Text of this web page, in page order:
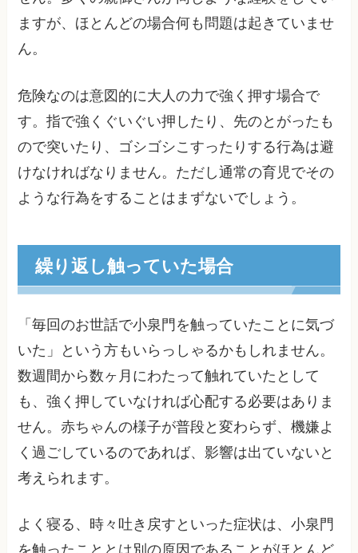
ますが、ほとんどの場合何も問題は起きていませ
ん。
危険なのは意図的に大人の力で強く押す場合で
す。指で強くぐいぐい押したり、先のとがったも
ので突いたり、ゴシゴシこすったりする行為は避
けなければなりません。ただし通常の育児でその
ような行為をすることはまずないでしょう。
繰り返し触っていた場合
「毎回のお世話で小泉門を触っていたことに気づ
いた」という方もいらっしゃるかもしれません。
数週間から数ヶ月にわたって触れていたとして
も、強く押していなければ心配する必要はありま
せん。赤ちゃんの様子が普段と変わらず、機嫌よ
く過ごしているのであれば、影響は出ていないと
考えられます。
よく寝る、時々吐き戻すといった症状は、小泉門